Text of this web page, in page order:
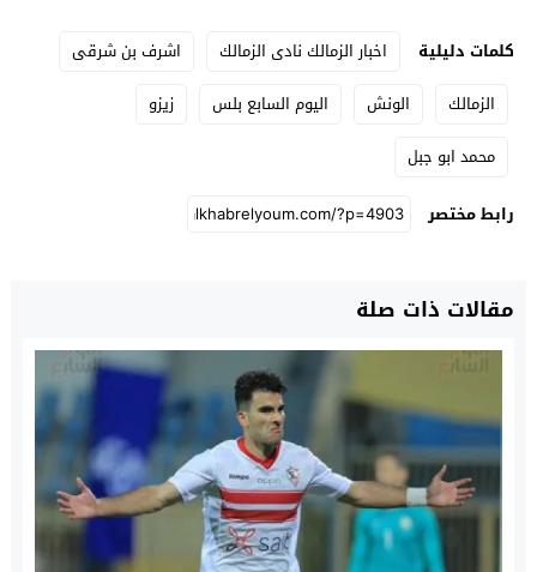
كلمات دليلية اخبار الزمالك نادى الزمالك
اشرف بن شرقى
الزمالك
الونش اليوم السابع بلس
زيزو
محمد ابو جبل
رابط مختصر
مقالات ذات صلة